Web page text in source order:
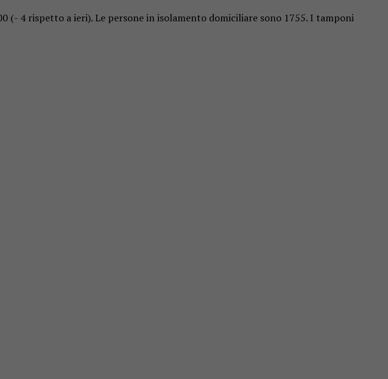
4 rispetto a ieri). Le persone in isolamento domiciliare sono 1755. I tamponi